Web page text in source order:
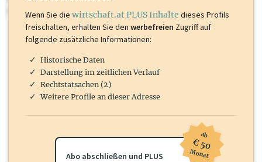
mehr.Wenn Sie die wirtschaft.at PLUS Inhalte dieses Profils
freischalten, erhalten Sie den werbefreien Zugriff auf
folgende zusätzliche Informationen:
Historische Daten
Darstellung im zeitlichen Verlauf
Rechtstatsachen (2)
Weitere Profile an dieser Adresse
Abo abschließen und PLUS
ab
€ 50
Monat